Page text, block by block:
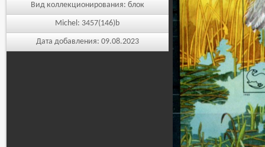
Вид коллекционирования: блок
Michel: 3457(146)b
Дата добавления: 09.08.2023